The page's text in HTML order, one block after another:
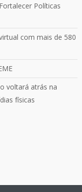
REVIEW de
Políticas
com mais de 580
voltará atrás na
físicas